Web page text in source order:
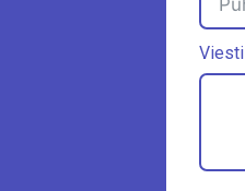
Viesti